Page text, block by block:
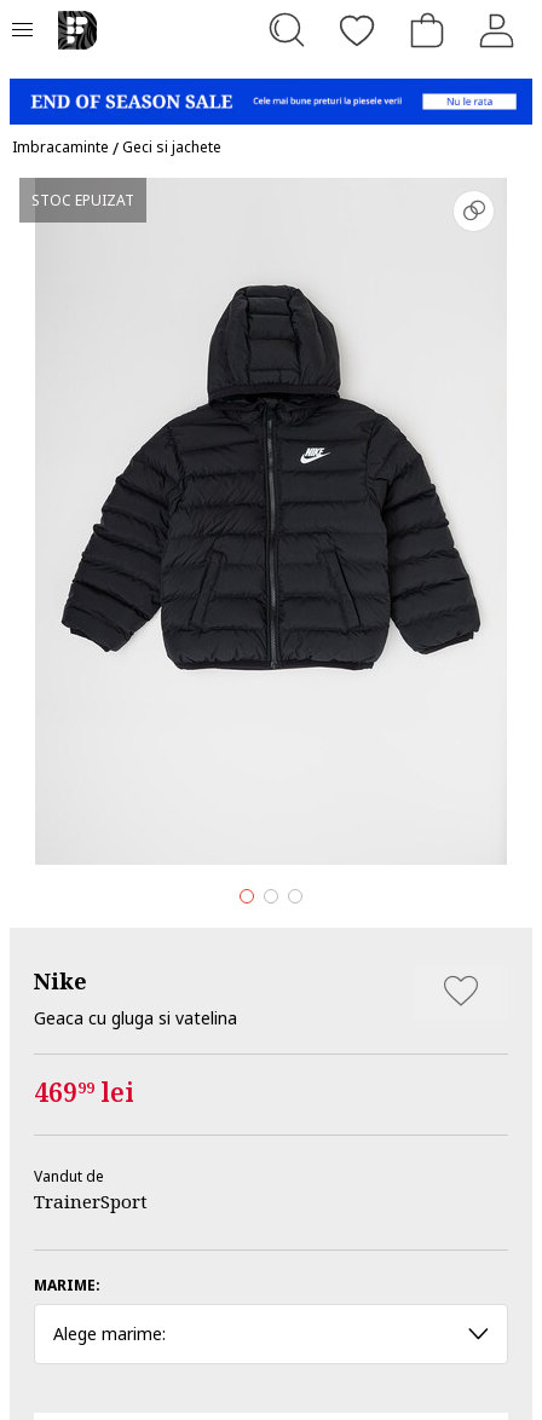
Imbracaminte /Geci si jachete
STOC EPUIZAT
Nike
Geaca cu gluga si vatelina
46999 lei
Vandut de
TrainerSport
MARIME:
Alege marime: